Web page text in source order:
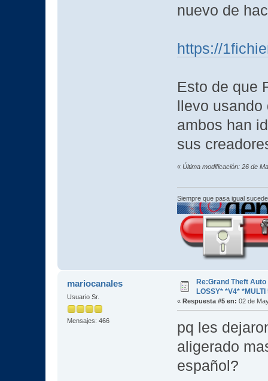
nuevo de
https://
Esto de que
llevo usando
ambos han
sus
« Última modificación: 26 de
Siempre que pasa igual
mariocanales
Usuario Sr.
Mensajes: 466
Re:Grand Theft
LOSSY* *V4*
« Respuesta #5 en: 02 de
pq les
aligerado
español?